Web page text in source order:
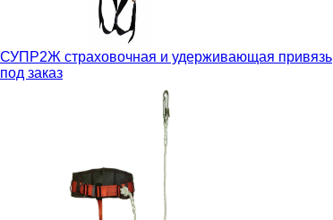
СУПР2Ж страховочная и удерживающая привязь
под заказ